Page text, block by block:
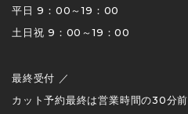
平日 9：00～19：00
土日祝 9：00～19：00
最終受付 ／
カット予約最終は営業時間の30分前